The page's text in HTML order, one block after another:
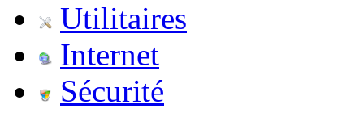
Utilitaires
Internet
Sécurité